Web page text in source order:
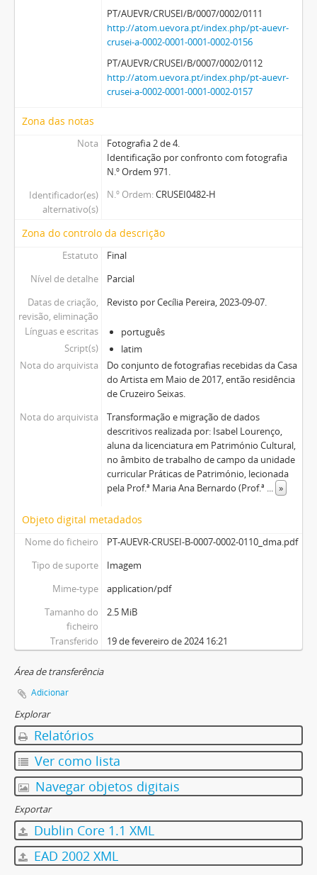
PT/AUEVR/CRUSEI/B/0007/0002/0111
http://atom.uevora.pt/index.php/pt-auevr-
crusei-a-0002-0001-0001-0002-0156
PT/AUEVR/CRUSEI/B/0007/0002/0112
http://atom.uevora.pt/index.php/pt-auevr-
crusei-a-0002-0001-0001-0002-0157
Zona das notas
Nota
Fotografia 2 de 4.
Identificação por confronto com fotografia
N.º Ordem 971.
Identificador(es)
alternativo(s)
N.º Ordem CRUSEI0482-H
Zona do controlo da descrição
Estatuto
Final
Nível de detalhe
Parcial
Datas de criação,
revisão, eliminação
Revisto por Cecília Pereira, 2023-09-07.
Línguas e escritas
português
Script(s)
latim
Nota do arquivista
Do conjunto de fotografias recebidas da Casa
do Artista em Maio de 2017, então residência
de Cruzeiro Seixas.
Nota do arquivista
Transformação e migração de dados
descritivos realizada por: Isabel Lourenço,
aluna da licenciatura em Património Cultural,
no âmbito de trabalho de campo da unidade
curricular Práticas de Património, lecionada
pela Prof.ª Maria Ana Bernardo (Prof.ª ... »
Objeto digital metadados
Nome do ficheiro
PT-AUEVR-CRUSEI-B-0007-0002-0110_dma.pdf
Tipo de suporte
Imagem
Mime-type
application/pdf
Tamanho do
ficheiro
2.5 MiB
Transferido 19 de fevereiro de 2024 16:21
Área de transferência
Adicionar
Explorar
Relatórios
Ver como lista
Navegar objetos digitais
Exportar
Dublin Core 1.1 XML
EAD 2002 XML